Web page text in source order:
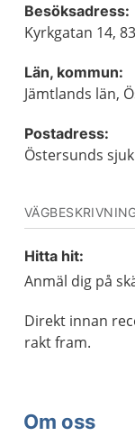
Besöksadress:
Kyrkgatan 14,
Län, kommun:
Jämtlands län,
Postadress:
Östersunds
Hitta hit:
Anmäl dig på
Direkt innan
rakt fram.
Om oss